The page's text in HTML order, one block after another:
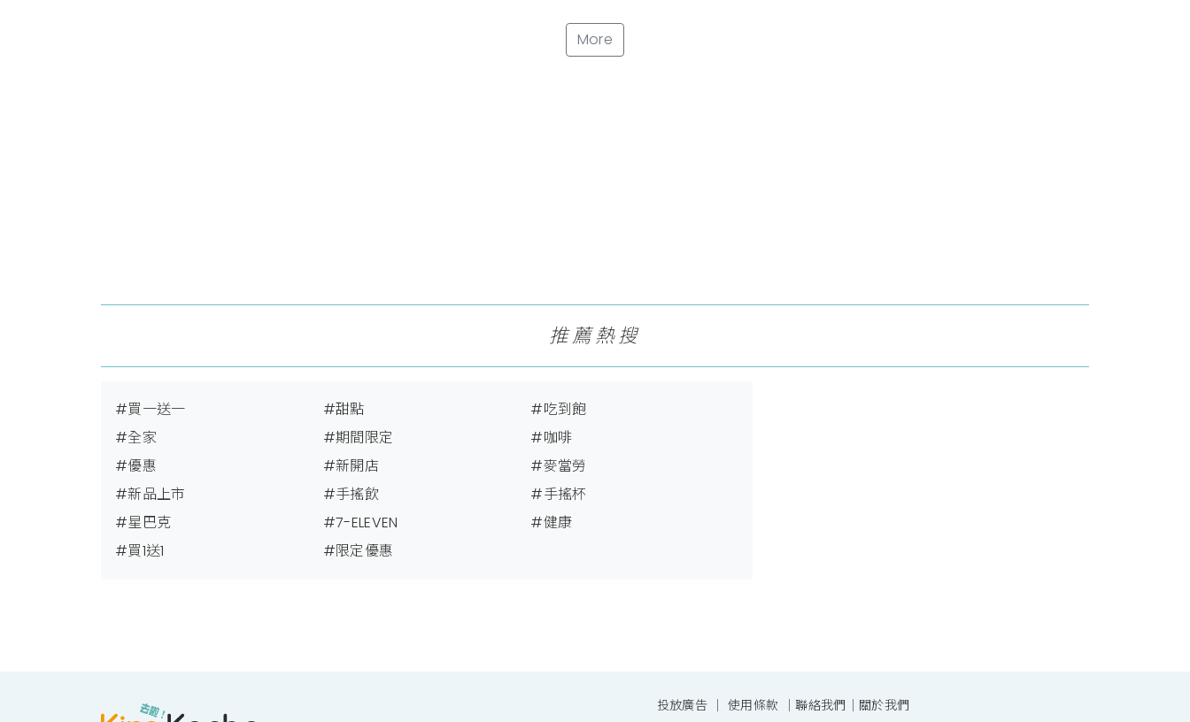
More
推薦熱搜
#買一送一 #甜點
#吃到飽
#全家
#期間限定
#咖啡
#優惠
#新開店
#麥當勞
#新品上市
#手搖飲
#手搖杯
#星巴克
#7-ELEVEN
#健康
#買1送1
#限定優惠
投放廣告 ｜使用條款 ｜聯絡我們 ｜ 關於我們